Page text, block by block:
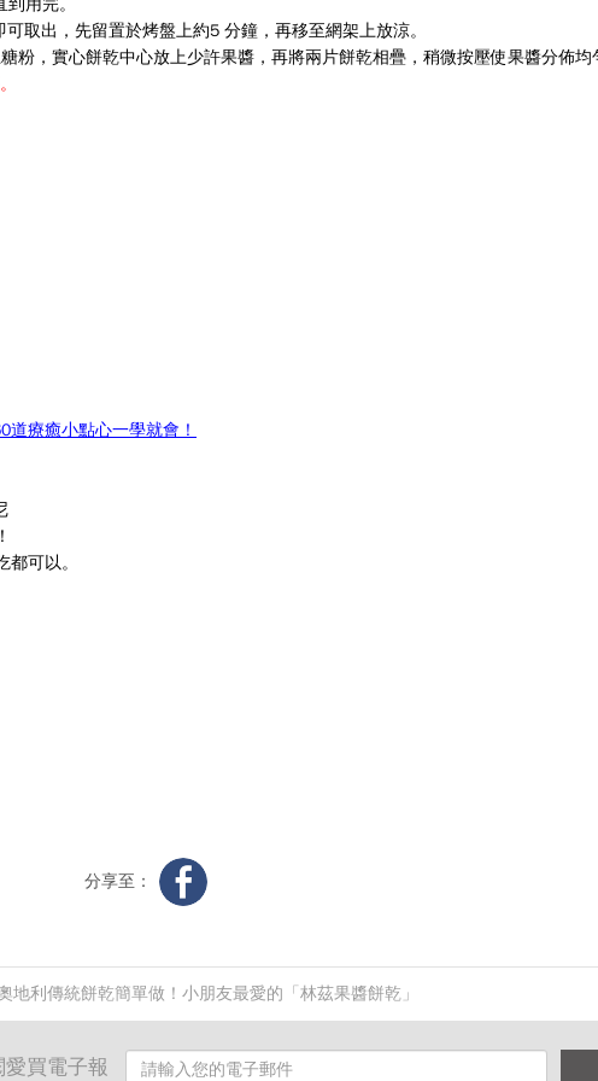
取出，先留置於烤盤上約5 分鐘， 再移至網架上放涼。
粉，實心餅乾中心放上少許果醬，再將兩片餅乾相疊，稍微按壓使果醬分佈均
療癒小點心一學就會！
可以。
分享至：
地利傳統餅乾簡單做！小朋友最愛的「林茲果醬餅乾」
愛買電子報